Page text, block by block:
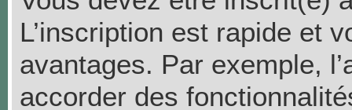
L’inscription est rapide et
avantages. Par exemple,
accorder des